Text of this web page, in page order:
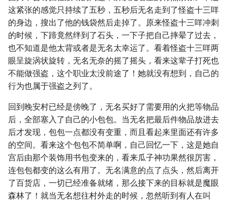
这紧张的感觉只持续了五秒，五秒后无名走到了怪盗十三咩
的身边，搜出了他的钱袋然后走掉了。原来怪盗十三咩冲刺
的时候，下蹄竟然绊到了石头，一下子把自己摔晕了过去，
也不知道是他太背或者是无名太幸运了。看着怪盗十三咩两
眼呈旋涡状旋转，无名无奈的摇了摇头，看来这辈子打死也
不能做强盗，这个职业太没前途了！她就没有想到，自己的
行为也属于强盗之列了。
回到晚安村已经是傍晚了，无名买好了需要用的火把等物品
后，全部塞入了自己的小包包。当无名把最后件物品放进去
后才发现，包包一点都没有变重，而且看起来里面还有许多
的空间。看来这个包包不简单啊，自己回忆一下，这是她自
宫后由那个装饰用书包变来的，看来瓜子神功果然很厉害，
连包包都变的这么有用了。无名满意的点了点头，然后离开
了百货店，一切已经准备就绪，那么接下来的目标就是魔眼
森林了！就当无名想往村外走的时候，忽然听到有人在叫